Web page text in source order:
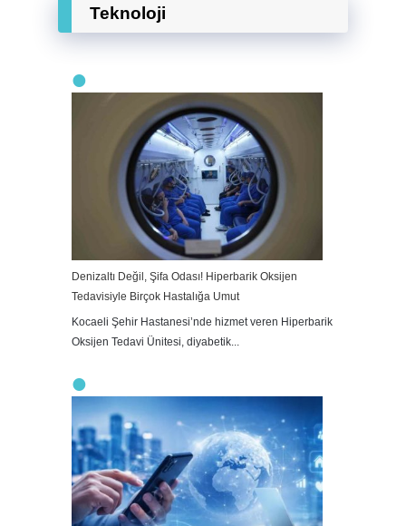
Teknoloji
Denizaltı Değil, Şifa Odası! Hiperbarik Oksijen
Tedavisiyle Birçok Hastalığa Umut
Kocaeli Şehir Hastanesi’nde hizmet veren Hiperbarik
Oksijen Tedavi Ünitesi, diyabetik...